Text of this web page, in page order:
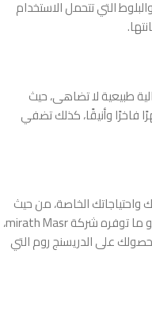
التي تتحمل الاستخدام
طبيعية لا تضاهى، حيث
فاخرًا وأنيقًا، كذلك تضفي
الخاصة، من حيث
الحجم، التقسيمات الداخلية، والتشطيبات، وهو ما توفره شركة mirath Masr،
على الدريسنج روم التي